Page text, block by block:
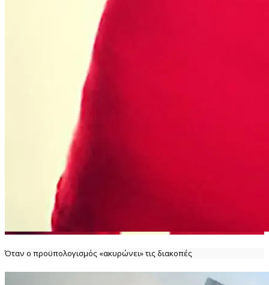
Όταν ο προϋπολογισμός «ακυρώνει» τις διακοπές